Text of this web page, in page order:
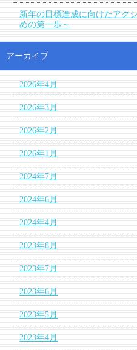
新年の目標達成に向けたアク
めの第一歩～
アーカイブ
2026年4月
2026年3月
2026年2月
2026年1月
2024年7月
2024年6月
2024年4月
2023年8月
2023年7月
2023年6月
2023年5月
2023年4月